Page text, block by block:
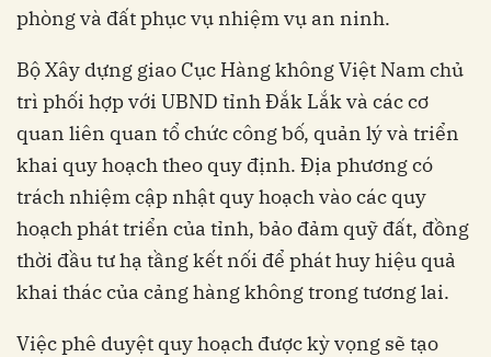
phòng và đất phục vụ nhiệm vụ an ninh.
Bộ Xây dựng giao Cục Hàng không Việt Nam chủ
trì phối hợp với UBND tỉnh Đắk Lắk và các cơ
quan liên quan tổ chức công bố, quản lý và triển
khai quy hoạch theo quy định. Địa phương có
trách nhiệm cập nhật quy hoạch vào các quy
hoạch phát triển của tỉnh, bảo đảm quỹ đất, đồng
thời đầu tư hạ tầng kết nối để phát huy hiệu quả
khai thác của cảng hàng không trong tương lai.
Việc phê duyệt quy hoạch được kỳ vọng sẽ tạo